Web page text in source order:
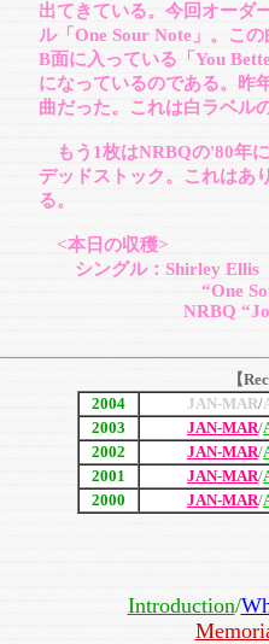
出てきている。今回オーダ
ル「One Sour Note」。こ
B面に入っている「You
になっているのである。昨
曲だった。これは白ラベル
もう1枚はNRBQの'80年
デッドストック。これはあ
る。
<本日の収穫>
シングル：Shirley Ellis
“One Sour Note/
NRBQ “Jolly Old
【
2004
JAN-MAR/
2003
JAN-MAR/
2002
JAN-MAR/
2001
JAN-MAR/
2000
JAN-MAR/
Introduction/